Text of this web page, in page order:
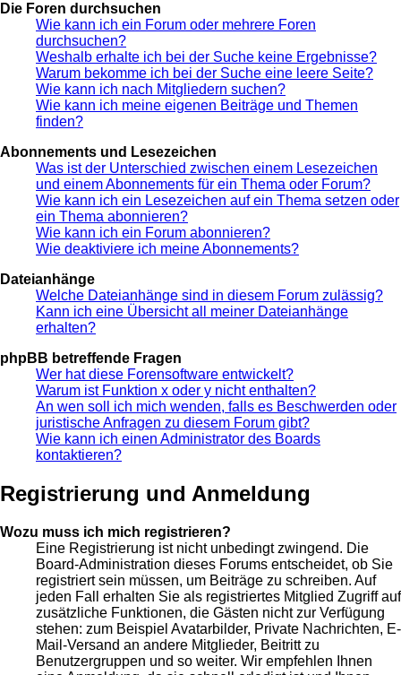
Die Foren durchsuchen
Wie kann ich ein Forum oder mehrere Foren
durchsuchen?
Weshalb erhalte ich bei der Suche keine Ergebnisse?
Warum bekomme ich bei der Suche eine leere Seite?
Wie kann ich nach Mitgliedern suchen?
Wie kann ich meine eigenen Beiträge und Themen
finden?
Abonnements und Lesezeichen
Was ist der Unterschied zwischen einem Lesezeichen
und einem Abonnements für ein Thema oder Forum?
Wie kann ich ein Lesezeichen auf ein Thema setzen oder
ein Thema abonnieren?
Wie kann ich ein Forum abonnieren?
Wie deaktiviere ich meine Abonnements?
Dateianhänge
Welche Dateianhänge sind in diesem Forum zulässig?
Kann ich eine Übersicht all meiner Dateianhänge
erhalten?
phpBB betreffende Fragen
Wer hat diese Forensoftware entwickelt?
Warum ist Funktion x oder y nicht enthalten?
An wen soll ich mich wenden, falls es Beschwerden oder
juristische Anfragen zu diesem Forum gibt?
Wie kann ich einen Administrator des Boards
kontaktieren?
Registrierung und Anmeldung
Wozu muss ich mich registrieren?
Eine Registrierung ist nicht unbedingt zwingend. Die
Board-Administration dieses Forums entscheidet, ob Sie
registriert sein müssen, um Beiträge zu schreiben. Auf
jeden Fall erhalten Sie als registriertes Mitglied Zugriff auf
zusätzliche Funktionen, die Gästen nicht zur Verfügung
stehen: zum Beispiel Avatarbilder, Private Nachrichten, E-
Mail-Versand an andere Mitglieder, Beitritt zu
Benutzergruppen und so weiter. Wir empfehlen Ihnen